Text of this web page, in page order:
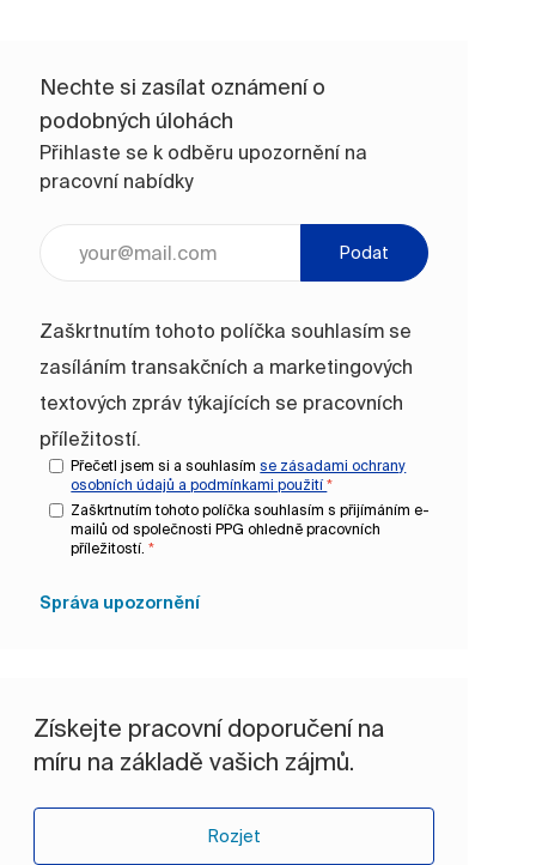
Nechte si zasílat oznámení o
podobných úlohách
Přihlaste se k odběru upozornění na
pracovní nabídky
Zaškrtnutím tohoto políčka souhlasím se
zasíláním transakčních a marketingových
textových zpráv týkajících se pracovních
příležitostí.
Přečetl jsem si a souhlasímse zásadami ochrany
osobních údajů apodmínkami použití*
Zaškrtnutím tohoto políčka souhlasím s přijímáním e-
mailů od společnosti PPG ohledně pracovních
příležitostí. *
Podat
Správa upozornění
Získejte pracovní doporučení na
míru na základě vašich zájmů.
Rozjet